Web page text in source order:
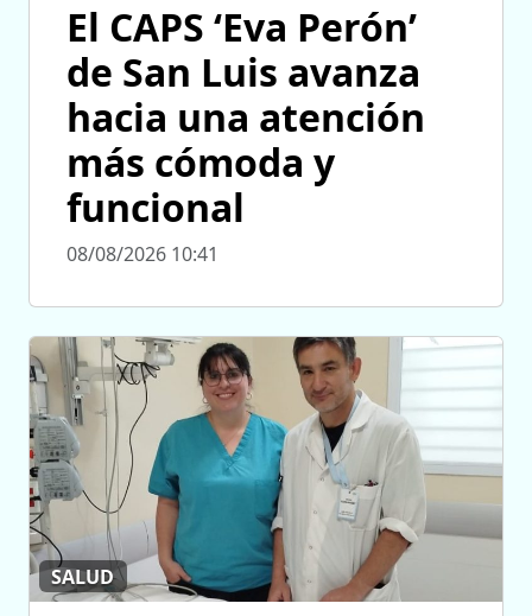
El CAPS ‘Eva Perón’
de San Luis avanza
hacia una atención
más cómoda y
funcional
08/08/2026 10:41
SALUD